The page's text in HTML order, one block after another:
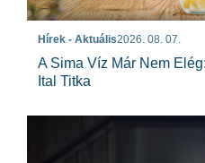
Hírek - Aktuális2026. 08. 07.
A Sima Víz Már Nem
Ital Titka